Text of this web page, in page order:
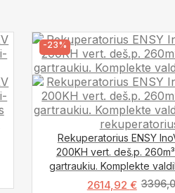
-23%
Rekuperatorius ENSY
200KH vert. deš.p.
gartraukiu. Komplekte
2614,92 €